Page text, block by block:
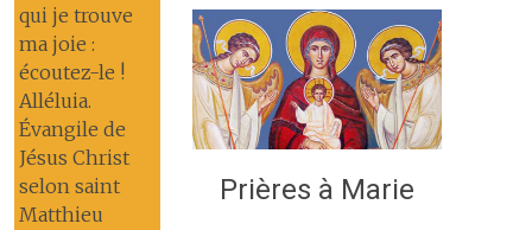
qui je trouve
ma joie :
écoutez-le !
Alléluia.
Évangile de
Jésus Christ
selon saint
Matthieu
Prières à Marie